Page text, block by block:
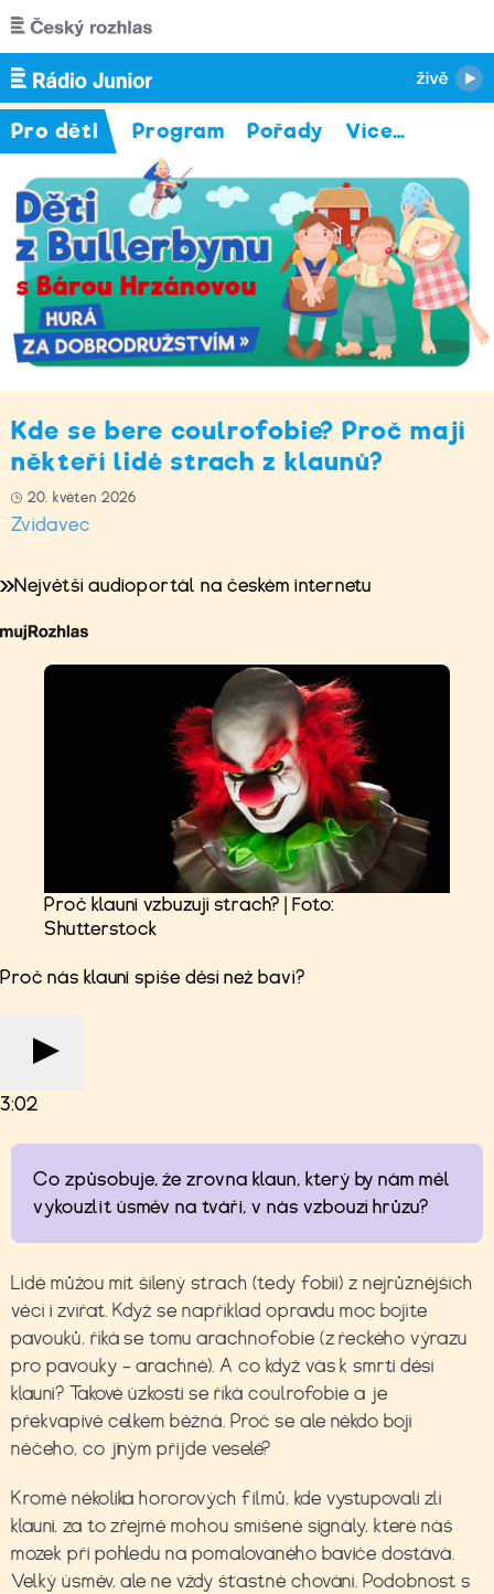
Přejít k hlavnímu obsahu
Pro děti Program Pořady Více…
Kde se bere coulrofobie? Proč mají
někteří lidé strach z klaunů?
20. květen 2026
Zvídavec
Největší audioportál na českém internetu
Proč klauni vzbuzují strach? | Foto:
Shutterstock
Proč nás klauni spíše děsí než baví?
3:02
Co způsobuje, že zrovna klaun, který by nám měl
vykouzlit úsměv na tváři, v nás vzbouzí hrůzu?
Lidé můžou mít šílený strach (tedy fobii) z nejrůznějších
věcí i zvířat. Když se například opravdu moc bojíte
pavouků, říká se tomu arachnofobie (z řeckého výrazu
pro pavouky – arachné). A co když vás k smrti děsí
klauni? Takové úzkosti se říká coulrofobie a je
překvapivě celkem běžná. Proč se ale někdo bojí
něčeho, co jiným přijde veselé?
Kromě několika hororových filmů, kde vystupovali zlí
klauni, za to zřejmě mohou smíšené signály, které náš
mozek při pohledu na pomalovaného baviče dostává.
Velký úsměv, ale ne vždy šťastné chování. Podobnost s